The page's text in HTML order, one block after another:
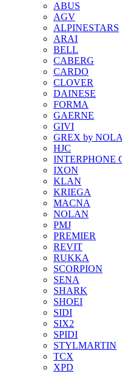
ABUS
AGV
ALPINESTARS
ARAI
BELL
CABERG
CARDO
CLOVER
DAINESE
FORMA
GAERNE
GIVI
GREX by
HJC
INTERPHONE
IXON
KLAN
KRIEGA
MACNA
NOLAN
PMJ
PREMIER
REVIT
RUKKA
SCORPION
SENA
SHARK
SHOEI
SIDI
SIX2
SPIDI
STYLMARTIN
TCX
XPD